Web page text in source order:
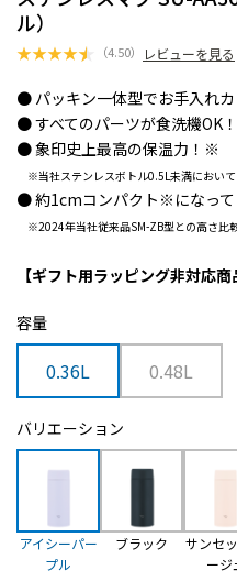
ル）
★★★★★ （4.50） レビューを見る
● パッキン一体型でお手入れカ
● すべてのパーツが食洗機OK！
● 象印史上最高の保温力！ ※
※当社ステンレスボトル0.5L未満におい
● 約1cmコンパクト ※ になっ
※2024年当社従来品SM-ZB型との高さ比
【ギフト用ラッピング非対応商
容量
0.36L 0.48L
バリエーション
アイシーパー
プル
ブラック
サンセ
ージ